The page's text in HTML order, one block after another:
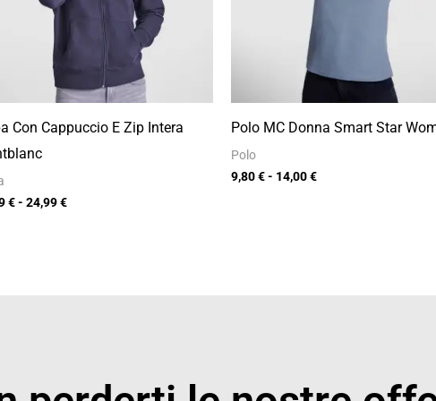
Con Cappuccio E Zip Intera
€- 24,99€
Polo MC Donna Smart Star
Polo
9,80€- 14,00€